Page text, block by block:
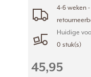
4-6 weken
Huidige
0 stuk(s)
45,95